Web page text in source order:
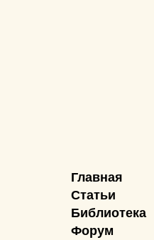
Главная
Статьи
Библиотека
Форум